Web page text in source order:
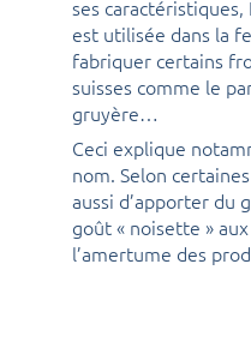
ses
est utilisée dans la
fabriquer certains
suisses comme le
gruyère…
Ceci explique
nom. Selon
aussi d’apporter du
goût « noisette »
l’amertume des